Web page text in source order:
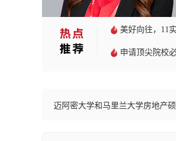
美好向往，11
申请顶尖院校
迈阿密大学和马里兰大学房地产